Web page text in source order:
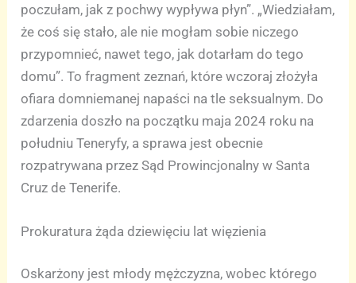
poczułam, jak z pochwy wypływa płyn”. „Wiedziałam,
że coś się stało, ale nie mogłam sobie niczego
przypomnieć, nawet tego, jak dotarłam do tego
domu”. To fragment zeznań, które wczoraj złożyła
ofiara domniemanej napaści na tle seksualnym. Do
zdarzenia doszło na początku maja 2024 roku na
południu Teneryfy, a sprawa jest obecnie
rozpatrywana przez Sąd Prowincjonalny w Santa
Cruz de Tenerife.
Prokuratura żąda dziewięciu lat więzienia
Oskarżony jest młody mężczyzna, wobec którego